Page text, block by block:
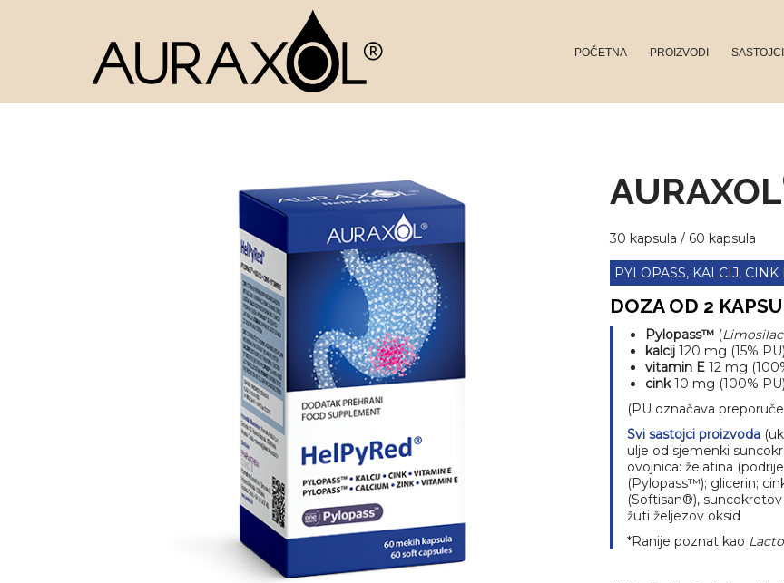
POČETNA PROIZVODI
CardiOlival
EtriMega
LinaKaps EVITA
LinaKaps Q10
LinaKaps ALA
CarthaKaps
Beauty
SASTOJCI
AURAXOL
30 kapsula / 60 kapsula
PYLOPASS, KALCIJ,
DOZA OD 2
Pylopass™ (
kalcij 120 mg (15%
vitamin E 12 mg
cink10 mg (100% PU)
(PU označava
Svi sastojci proizvoda
ulje od sjemenki
ovojnica: želatina
(Pylopass™); glicerin;
(Softisan®),
žuti željezov oksid
*Ranije poznat kao